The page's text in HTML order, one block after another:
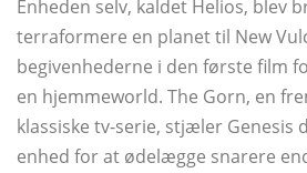
Enheden selv, kaldet Helios, blev
terraformere en planet til New
begivenhederne i den første film
en hjemmeworld. The Gorn, en
klassiske tv-serie, stjæler Genesis
enhed for at ødelægge snarere